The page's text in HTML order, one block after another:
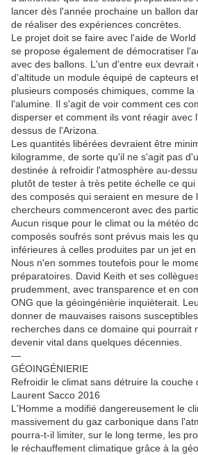
lancer dès l'année prochaine un ballon
de réaliser des expériences concrètes.
Le projet doit se faire avec l'aide de
se propose également de démocratiser
avec des ballons. L'un d'entre eux devrait
d'altitude un module équipé de capteurs
plusieurs composés chimiques, comme la
l'alumine. Il s'agit de voir comment ces
disperser et comment ils vont réagir avec
dessus de l'Arizona.
Les quantités libérées devraient être
kilogramme, de sorte qu'il ne s'agit pas
destinée à refroidir l'atmosphère au-
plutôt de tester à très petite échelle ce
des composés qui seraient en mesure de
chercheurs commenceront avec des
Aucun risque pour le climat ou la météo
composés soufrés sont prévus mais les
inférieures à celles produites par un jet en
Nous n'en sommes toutefois pour le
préparatoires. David Keith et ses
prudemment, avec transparence et en
ONG que la géoingénièrie inquièterait.
donner de mauvaises raisons
recherches dans ce domaine qui pourrait
devenir vital dans quelques décennies.
—
GÉOINGÉNIERIE
Refroidir le climat sans détruire la couche
Laurent Sacco 2016
L'Homme a modifié dangereusement le
massivement du gaz carbonique dans
pourra-t-il limiter, sur le long terme, les
le réchauffement climatique grâce à la